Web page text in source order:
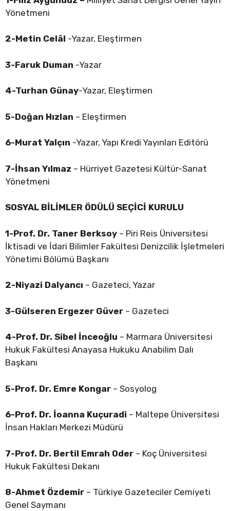
Yönetmeni
2-Metin Celâl -Yazar, Eleştirmen
3-Faruk Duman -Yazar
4-Turhan Günay-Yazar, Eleştirmen
5-Doğan Hızlan – Eleştirmen
6-Murat Yalçın -Yazar, Yapı Kredi Yayınları Editörü
7-İhsan Yılmaz – Hürriyet Gazetesi Kültür-Sanat
Yönetmeni
SOSYAL BİLİMLER ÖDÜLÜ SEÇİCİ KURULU
1-Prof. Dr. Taner Berksoy – Piri Reis Üniversitesi
İktisadi ve İdari Bilimler Fakültesi Denizcilik İşletmeleri
Yönetimi Bölümü Başkanı
2-Niyazi Dalyancı – Gazeteci, Yazar
3-Gülseren Ergezer Güver – Gazeteci
4-Prof. Dr. Sibel İnceoğlu – Marmara Üniversitesi
Hukuk Fakültesi Anayasa Hukuku Anabilim Dalı
Başkanı
5-Prof. Dr. Emre Kongar – Sosyolog
6-Prof. Dr. İoanna Kuçuradi – Maltepe Üniversitesi
İnsan Hakları Merkezi Müdürü
7-Prof. Dr. Bertil Emrah Oder – Koç Üniversitesi
Hukuk Fakültesi Dekanı
8-Ahmet Özdemir – Türkiye Gazeteciler Cemiyeti
Genel Saymanı